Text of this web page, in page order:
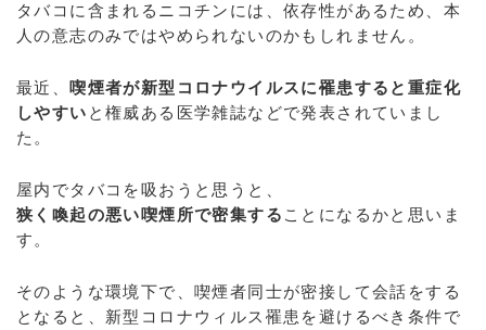
タバコに含まれるニコチンには、依存性があるため、本
人の意志のみではやめられないのかもしれません。
最近、 喫煙者が新型コロナウイルスに罹患すると重症化
しやすい と権威ある医学雑誌などで発表されていまし
た。
屋内でタバコを吸おうと思うと、
狭く喚起の悪い喫煙所で密集する ことになるかと思いま
す。
そのような環境下で、喫煙者同士が密接して会話をする
となると、新型コロナウィルス罹患を避けるべき条件で